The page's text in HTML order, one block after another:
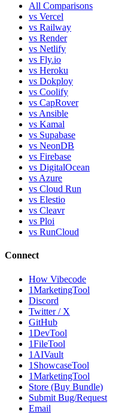
All Comparisons
vs Vercel
vs Railway
vs Render
vs Netlify
vs Fly.io
vs Heroku
vs Dokploy
vs Coolify
vs CapRover
vs Ansible
vs Kamal
vs Supabase
vs NeonDB
vs Firebase
vs DigitalOcean
vs Azure
vs Cloud Run
vs Elestio
vs Cleavr
vs Ploi
vs RunCloud
Connect
How Vibecode
1MarketingTool
Discord
Twitter / X
GitHub
1DevTool
1FileTool
1AIVault
1ShowcaseTool
1MarketingTool
Store (Buy Bundle)
Submit Bug/Request
Email